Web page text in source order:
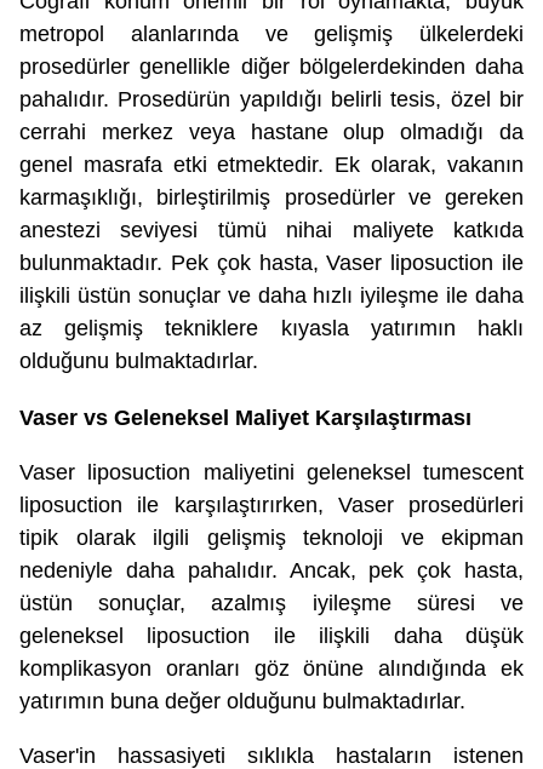
metropol alanlarında ve gelişmiş ülkelerdeki
prosedürler genellikle diğer bölgelerdekinden daha
pahalıdır. Prosedürün yapıldığı belirli tesis, özel bir
cerrahi merkez veya hastane olup olmadığı da
genel masrafa etki etmektedir. Ek olarak, vakanın
karmaşıklığı, birleştirilmiş prosedürler ve gereken
anestezi seviyesi tümü nihai maliyete katkıda
bulunmaktadır. Pek çok hasta, Vaser liposuction ile
ilişkili üstün sonuçlar ve daha hızlı iyileşme ile daha
az gelişmiş tekniklere kıyasla yatırımın haklı
olduğunu bulmaktadırlar.
Vaser vs Geleneksel Maliyet Karşılaştırması
Vaser liposuction maliyetini geleneksel tumescent
liposuction ile karşılaştırırken, Vaser prosedürleri
tipik olarak ilgili gelişmiş teknoloji ve ekipman
nedeniyle daha pahalıdır. Ancak, pek çok hasta,
üstün sonuçlar, azalmış iyileşme süresi ve
geleneksel liposuction ile ilişkili daha düşük
komplikasyon oranları göz önüne alındığında ek
yatırımın buna değer olduğunu bulmaktadırlar.
Vaser'in hassasiyeti sıklıkla hastaların istenen